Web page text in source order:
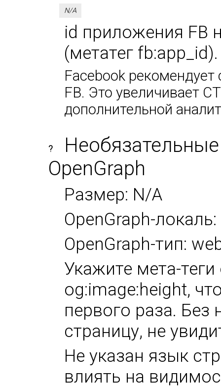
N/A
id приложения FB
(метатег
Facebook
FB. Это увеличивает
дополнительной
?
OpenGraph
Размер: N/A
OpenGraph-
OpenGraph-тип:
Укажите мета-
og:image:height,
первого раза. Без
страницу, не
Не указан язык
влиять на